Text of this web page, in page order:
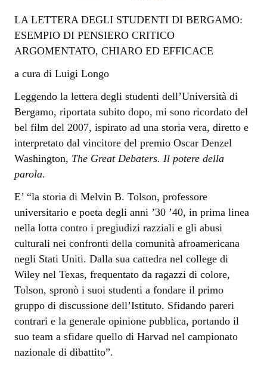
LA LETTERA DEGLI STUDENTI DI BERGAMO:
ESEMPIO DI PENSIERO CRITICO
ARGOMENTATO, CHIARO ED EFFICACE
a cura di Luigi Longo
Leggendo la lettera degli studenti dell’Università di
Bergamo, riportata subito dopo, mi sono ricordato del
bel film del 2007, ispirato ad una storia vera, diretto e
interpretato dal vincitore del premio Oscar Denzel
Washington, The Great Debaters. Il potere della
parola.
E’ “la storia di Melvin B. Tolson, professore
universitario e poeta degli anni ’30 ’40, in prima linea
nella lotta contro i pregiudizi razziali e gli abusi
culturali nei confronti della comunità afroamericana
negli Stati Uniti. Dalla sua cattedra nel college di
Wiley nel Texas, frequentato da ragazzi di colore,
Tolson, spronò i suoi studenti a fondare il primo
gruppo di discussione dell’Istituto. Sfidando pareri
contrari e la generale opinione pubblica, portando il
suo team a sfidare quello di Harvad nel campionato
nazionale di dibattito”.